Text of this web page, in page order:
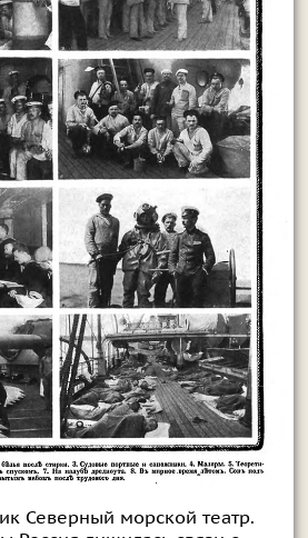
Северный морской театр.